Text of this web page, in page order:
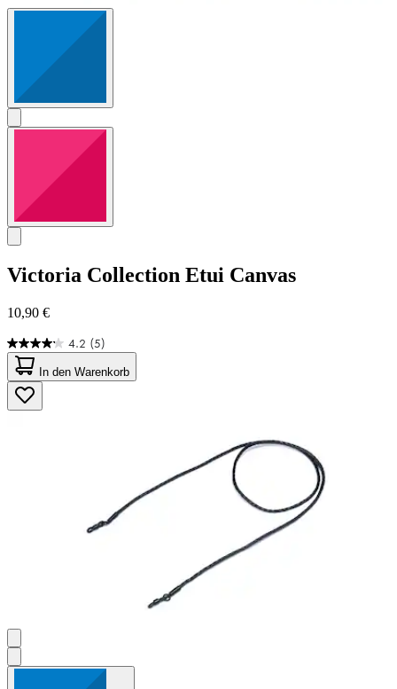
Victoria Collection Etui Canvas
10,90 €
4.2 (5)
4.2
von
5
Sternen.
5
In den Warenkorb